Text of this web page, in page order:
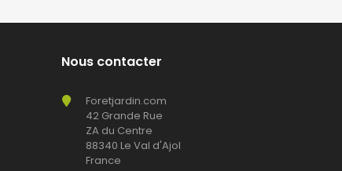
Nous contacter
Foretjardin.com
42 Grande Rue
ZA du Centre
88340 Le Val d'Ajol
France